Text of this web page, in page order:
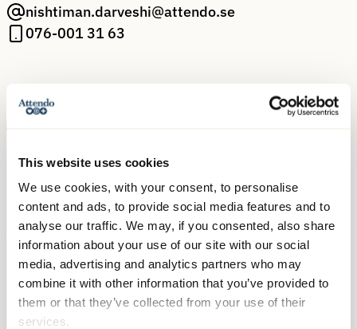
This website uses cookies
We use cookies, with your consent, to personalise
content and ads, to provide social media features and to
analyse our traffic. We may, if you consented, also share
information about your use of our site with our social
media, advertising and analytics partners who may
combine it with other information that you’ve provided to
them or that they’ve collected from your use of their
services.
nishtiman.darveshi@attendo.se
076-001 31 63
Kontakta oss
Telefon:010-140 10 70
Besöksadress:
Hälsingegatan 49
113 31 Stockholm